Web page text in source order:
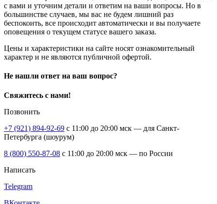
с вами и уточним детали и ответим на ваши вопросы. Но в
большинстве случаев, мы вас не будем лишний раз
беспокоить, все происходит автоматически и вы получаете
оповещения о текущем статусе вашего заказа.
Цены и характеристики на сайте носят ознакомительный
характер и не являются публичной офертой.
Не нашли ответ на ваш вопрос?
Свяжитесь с нами!
Позвонить
+7 (921) 894-92-69 c 11:00 до 20:00 мск — для Санкт-
Петербурга (шоурум)
8 (800) 550-87-08 c 11:00 до 20:00 мск — по России
Написать
Telegram